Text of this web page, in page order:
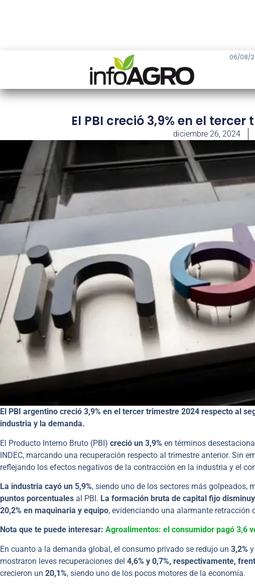
06/08/
El PBI creció 3,9% en el
diciembre 26, 2024
El PBI argentino creció 3,9% en el tercer trimestre 2024 respecto al
industria y la demanda.
El Producto Interno Bruto (PBI) creció un 3,9% en términos
INDEC, marcando una recuperación respecto al trimestre anterior. Sin
reflejando los efectos negativos de la contracción en la industria y el
La industria cayó un 5,9%, siendo uno de los sectores más golpeados,
puntos porcentuales al PBI. La formación bruta de capital fijo
20,2% en maquinaria y equipo, evidenciando una alarmante retracción
Nota que te puede interesar: Agroalimentos: el consumidor pagó 3,6
En cuanto a la demanda global, el consumo privado se redujo un 3,2%
mostraron leves recuperaciones del 4,6% y 0,7%, respectivamente,
crecieron un 20,1%, siendo uno de los pocos motores de la economía.